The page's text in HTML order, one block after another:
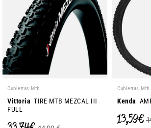
Cubiertas Mtb
Vittoria TIRE MTB MEZCAL III
FULL
Cubiertas Mtb
Kenda
13,59 €